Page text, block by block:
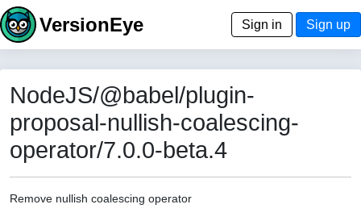
VersionEye Sign in Sign up
NodeJS/@babel/plugin-
proposal-nullish-coalescing-
operator/7.0.0-beta.4
Remove nullish coalescing operator